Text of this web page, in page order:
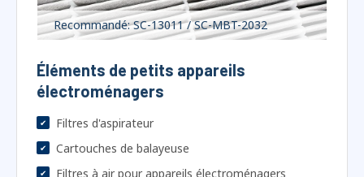
Éléments de petits appareils
Filtres d'aspirateur
Filtres à air pour appareils électroménagers